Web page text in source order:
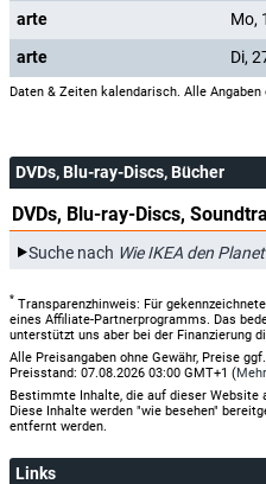
arte
Mo,
arte
Di,
Daten & Zeiten kalendarisch. Alle
DVDs, Blu-ray-Discs, Bücher
DVDs, Blu-ray-Discs,
Suche nach Wie IKEA den
* Transparenzhinweis: Für
eines Affiliate-Partnerprogramms. Das
unterstützt uns aber bei der Finanzierung
Alle Preisangaben ohne Gewähr, Preise
Preisstand: 07.08.2026 03:00 GMT+1 (
Bestimmte Inhalte, die auf dieser Website
Diese Inhalte werden "wie besehen"
entfernt werden.
Links